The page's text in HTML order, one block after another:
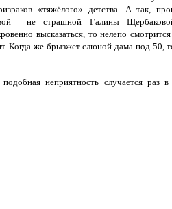
«тяжёлого» детства. А так,
не страшной Галины
высказаться, то нелепо
Когда же брызжет слюной дама под 50,
неприятность случается раз в